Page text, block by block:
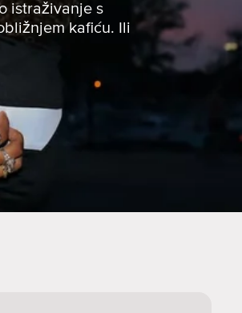
istraživanje s
kafiću. Ili